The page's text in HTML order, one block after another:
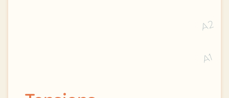
A2
A1